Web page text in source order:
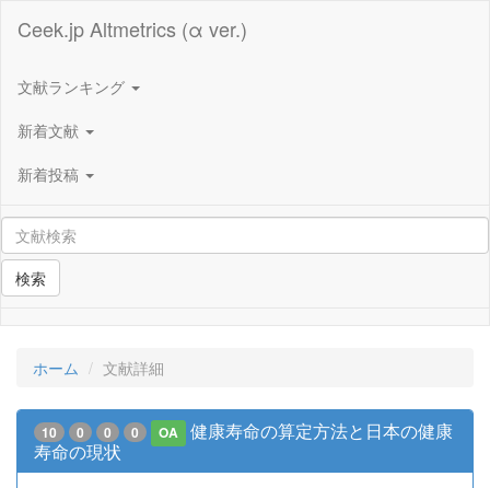
Ceek.jp Altmetrics (α ver.)
文献ランキング
新着文献
新着投稿
検索
ホーム 文献詳細
10 0 0 0 OA
健康寿命の算定方法と日本の健康
寿命の現状